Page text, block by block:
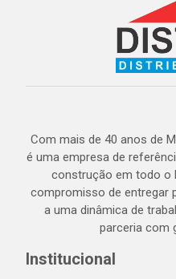
Com mais de 40 anos de
é uma empresa de
construção em todo o
compromisso de entregar
a uma dinâmica de
parceria com
Institucional